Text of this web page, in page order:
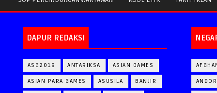
DAPUR REDAKSI
ASG2019 ANTARIKSA ASIAN GAMES
ASIAN PARA GAMES ASUSILA BANJIR